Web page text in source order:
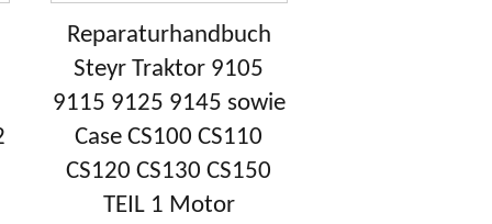
Reparaturhandbuch
Steyr Traktor 9105
9115 9125 9145 sowie
Case CS100 CS110
CS120 CS130 CS150
TEIL 1 Motor